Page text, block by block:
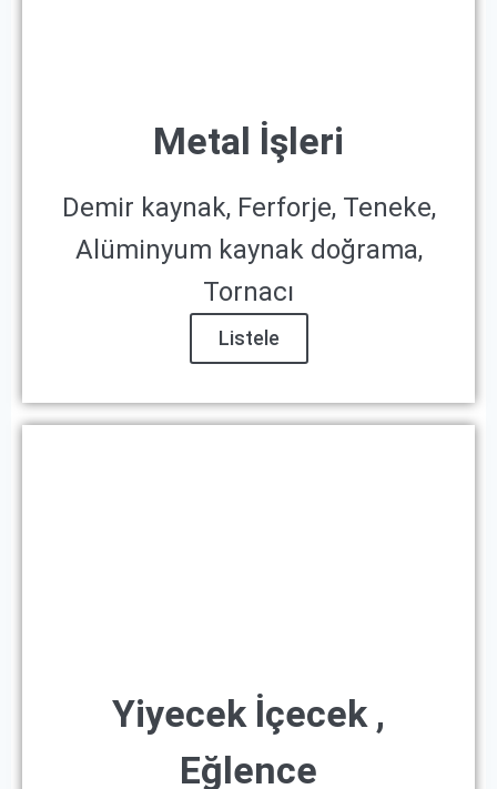
Metal İşleri
Demir kaynak, Ferforje, Teneke,
Alüminyum kaynak doğrama,
Tornacı
Listele
Yiyecek İçecek ,
Eğlence